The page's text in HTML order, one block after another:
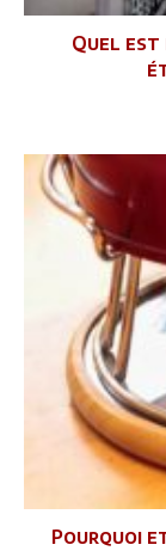
Quel est
Pourquoi